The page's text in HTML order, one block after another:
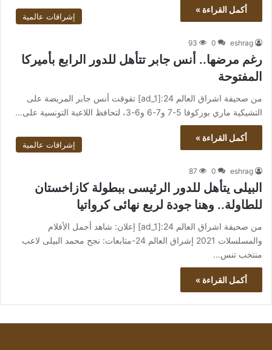
أكمل القراءة »
إشراقات عالمية
eshrag
0
93
رغم مرضها.. أنس جابر تتأهل للدور الرابع بأميركا
المفتوحة
من صحيفة اشراق العالم 24:[ad_1] تفوقت أنس جابر المريضة على
التشيكية ماري بوزكوفا 5-7 و7-6 و6-3، لتحافظ اللاعبة التونسية على…
أكمل القراءة »
إشراقات عالمية
eshrag
0
87
البيلى يتأهل للدور الرئيسى ببطولة كازاخستان
للطاولة.. وهنا جودة لربع نهائى كرواتيا
من صحيفة اشراق العالم 24:[ad_1] إعلان: شاهد أجمل الأفلام
والمسلسلات 2021 إشراق العالم 24-متابعات: نجح محمد البيلى لاعب
منتخب تنس…
أكمل القراءة »